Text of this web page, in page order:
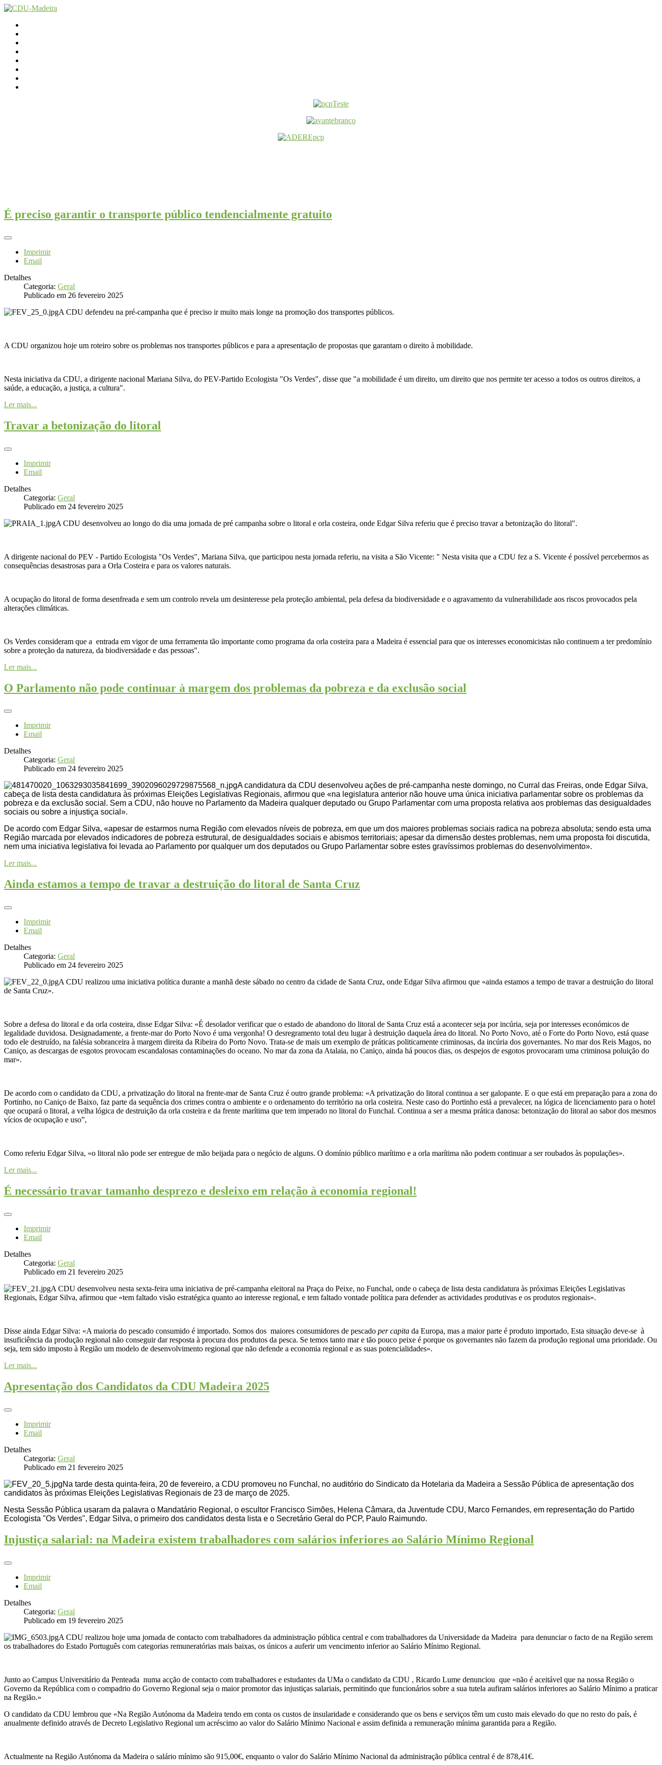
É preciso garantir o transporte público tendencialmente gratuito
Imprimir
Email
Detalhes
Categoria: Geral
Publicado em 26 fevereiro 2025
A CDU defendeu na pré-campanha que é preciso ir muito mais longe na promoção dos transportes públicos.
A CDU organizou hoje um roteiro sobre os problemas nos transportes públicos e para a apresentação de propostas que garantam o direito à mobilidade.
Nesta iniciativa da CDU, a dirigente nacional Mariana Silva, do PEV-Partido Ecologista "Os Verdes", disse que "a mobilidade é um direito, um direito que nos permite ter acesso a todos os outros direitos, a
saúde, a educação, a justiça, a cultura".
Ler mais...
Travar a betonização do litoral
Imprimir
Email
Detalhes
Categoria: Geral
Publicado em 24 fevereiro 2025
A CDU desenvolveu ao longo do dia uma jornada de pré campanha sobre o litoral e orla costeira, onde Edgar Silva referiu que é preciso travar a betonização do litoral".
A dirigente nacional do PEV - Partido Ecologista "Os Verdes", Mariana Silva, que participou nesta jornada referiu, na visita a São Vicente: " Nesta visita que a CDU fez a S. Vicente é possível percebermos as
consequências desastrosas para a Orla Costeira e para os valores naturais.
A ocupação do litoral de forma desenfreada e sem um controlo revela um desinteresse pela proteção ambiental, pela defesa da biodiversidade e o agravamento da vulnerabilidade aos riscos provocados pela
alterações climáticas.
Os Verdes consideram que a entrada em vigor de uma ferramenta tão importante como programa da orla costeira para a Madeira é essencial para que os interesses economicistas não continuem a ter predomínio
sobre a proteção da natureza, da biodiversidade e das pessoas".
Ler mais...
O Parlamento não pode continuar à margem dos problemas da pobreza e da exclusão social
Imprimir
Email
Detalhes
Categoria: Geral
Publicado em 24 fevereiro 2025
A candidatura da CDU desenvolveu ações de pré-campanha neste domingo, no Curral das Freiras, onde Edgar Silva,
cabeça de lista desta candidatura às próximas Eleições Legislativas Regionais, afirmou que «na legislatura anterior não houve uma única iniciativa parlamentar sobre os problemas da
pobreza e da exclusão social. Sem a CDU, não houve no Parlamento da Madeira qualquer deputado ou Grupo Parlamentar com uma proposta relativa aos problemas das desigualdades
sociais ou sobre a injustiça social».
De acordo com Edgar Silva, «apesar de estarmos numa Região com elevados níveis de pobreza, em que um dos maiores problemas sociais radica na pobreza absoluta; sendo esta uma
Região marcada por elevados indicadores de pobreza estrutural, de desigualdades sociais e abismos territoriais; apesar da dimensão destes problemas, nem uma proposta foi discutida,
nem uma iniciativa legislativa foi levada ao Parlamento por qualquer um dos deputados ou Grupo Parlamentar sobre estes gravíssimos problemas do desenvolvimento».
Ler mais...
Ainda estamos a tempo de travar a destruição do litoral de Santa Cruz
Imprimir
Email
Detalhes
Categoria: Geral
Publicado em 24 fevereiro 2025
A CDU realizou uma iniciativa política durante a manhã deste sábado no centro da cidade de Santa Cruz, onde Edgar Silva afirmou que «ainda estamos a tempo de travar a destruição do litoral
de Santa Cruz».
Sobre a defesa do litoral e da orla costeira, disse Edgar Silva: «É desolador verificar que o estado de abandono do litoral de Santa Cruz está a acontecer seja por incúria, seja por interesses económicos de
legalidade duvidosa. Designadamente, a frente-mar do Porto Novo é uma vergonha! O desregramento total deu lugar à destruição daquela área do litoral. No Porto Novo, até o Forte do Porto Novo, está quase
todo ele destruído, na falésia sobranceira à margem direita da Ribeira do Porto Novo. Trata-se de mais um exemplo de práticas politicamente criminosas, da incúria dos governantes. No mar dos Reis Magos, no
Caniço, as descargas de esgotos provocam escandalosas contaminações do oceano. No mar da zona da Atalaia, no Caniço, ainda há poucos dias, os despejos de esgotos provocaram uma criminosa poluição do
mar».
De acordo com o candidato da CDU, a privatização do litoral na frente-mar de Santa Cruz é outro grande problema: «A privatização do litoral continua a ser galopante. E o que está em preparação para a zona do
Portinho, no Caniço de Baixo, faz parte da sequência dos crimes contra o ambiente e o ordenamento do território na orla costeira. Neste caso do Portinho está a prevalecer, na lógica de licenciamento para o hotel
que ocupará o litoral, a velha lógica de destruição da orla costeira e da frente marítima que tem imperado no litoral do Funchal. Continua a ser a mesma prática danosa: betonização do litoral ao sabor dos mesmos
vícios de ocupação e uso”,
Como referiu Edgar Silva, «o litoral não pode ser entregue de mão beijada para o negócio de alguns. O domínio público marítimo e a orla marítima não podem continuar a ser roubados às populações».
Ler mais...
É necessário travar tamanho desprezo e desleixo em relação à economia regional!
Imprimir
Email
Detalhes
Categoria: Geral
Publicado em 21 fevereiro 2025
A CDU desenvolveu nesta sexta-feira uma iniciativa de pré-campanha eleitoral na Praça do Peixe, no Funchal, onde o cabeça de lista desta candidatura às próximas Eleições Legislativas
Regionais, Edgar Silva, afirmou que «tem faltado visão estratégica quanto ao interesse regional, e tem faltado vontade política para defender as actividades produtivas e os produtos regionais».
Disse ainda Edgar Silva: «A maioria do pescado consumido é importado. Somos dos maiores consumidores de pescado per capita da Europa, mas a maior parte é produto importado, Esta situação deve-se à
insuficiência da produção regional não conseguir dar resposta à procura dos produtos da pesca. Se temos tanto mar e tão pouco peixe é porque os governantes não fazem da produção regional uma prioridade. Ou
seja, tem sido imposto à Região um modelo de desenvolvimento regional que não defende a economia regional e as suas potencialidades».
Ler mais...
Apresentação dos Candidatos da CDU Madeira 2025
Imprimir
Email
Detalhes
Categoria: Geral
Publicado em 21 fevereiro 2025
Na tarde desta quinta-feira, 20 de fevereiro, a CDU promoveu no Funchal, no auditório do Sindicato da Hotelaria da Madeira a Sessão Pública de apresentação dos
candidatos às próximas Eleições Legislativas Regionais de 23 de março de 2025.
Nesta Sessão Pública usaram da palavra o Mandatário Regional, o escultor Francisco Simões, Helena Câmara, da Juventude CDU, Marco Fernandes, em representação do Partido
Ecologista "Os Verdes", Edgar Silva, o primeiro dos candidatos desta lista e o Secretário Geral do PCP, Paulo Raimundo.
Injustiça salarial: na Madeira existem trabalhadores com salários inferiores ao Salário Mínimo Regional
Imprimir
Email
Detalhes
Categoria: Geral
Publicado em 19 fevereiro 2025
A CDU realizou hoje uma jornada de contacto com trabalhadores da administração pública central e com trabalhadores da Universidade da Madeira para denunciar o facto de na Região serem
os trabalhadores do Estado Português com categorias remuneratórias mais baixas, os únicos a auferir um vencimento inferior ao Salário Mínimo Regional.
Junto ao Campus Universitário da Penteada numa acção de contacto com trabalhadores e estudantes da UMa o candidato da CDU , Ricardo Lume denunciou que «não é aceitável que na nossa Região o
Governo da República com o compadrio do Governo Regional seja o maior promotor das injustiças salariais, permitindo que funcionários sobre a sua tutela aufiram salários inferiores ao Salário Mínimo a praticar
na Região.»
O candidato da CDU lembrou que «Na Região Autónoma da Madeira tendo em conta os custos de insularidade e considerando que os bens e serviços têm um custo mais elevado do que no resto do país, é
anualmente definido através de Decreto Legislativo Regional um acréscimo ao valor do Salário Mínimo Nacional e assim definida a remuneração mínima garantida para a Região.
Actualmente na Região Autónoma da Madeira o salário mínimo são 915,00€, enquanto o valor do Salário Mínimo Nacional da administração pública central é de 878,41€.